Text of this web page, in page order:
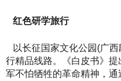
红色研学旅行
以长征国家文化公园(广
行精品线路。《白皮书》
军不怕牺牲的革命精神，